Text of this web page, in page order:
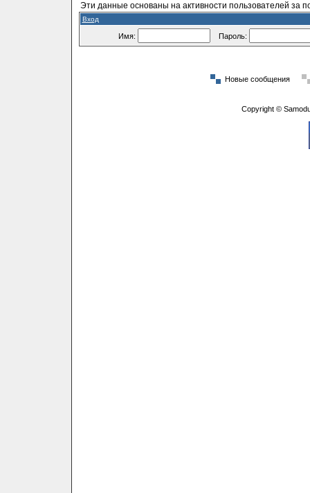
Эти данные основаны на активности пользователей за
Вход
Имя: Пароль:
Новые сообщения
Copyright ©